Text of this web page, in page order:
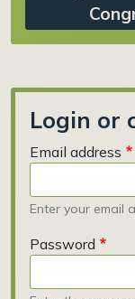
Login or
Email address
Enter your email
Password